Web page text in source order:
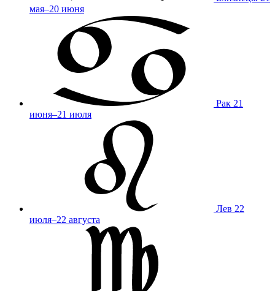
мая–20 июня
Рак 21
июня–21 июля
Лев 22
июля–22 августа